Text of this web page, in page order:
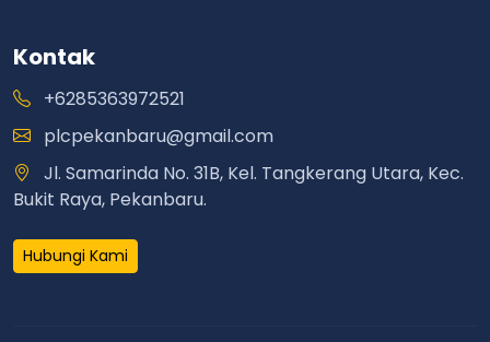
Kontak
+6285363972521
plcpekanbaru@gmail.com
Jl. Samarinda No. 31B, Kel. Tangkerang Utara, Kec.
Bukit Raya, Pekanbaru.
Hubungi Kami